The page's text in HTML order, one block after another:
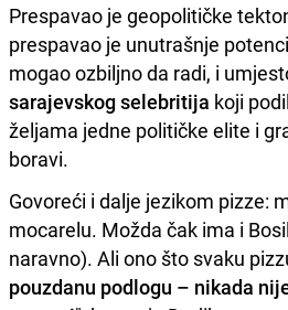
Prespavao je geopolitičke
prespavao je unutrašnje
mogao ozbiljno da radi, i
sarajevskog selebritija koji
željama jedne političke elite i
boravi.
Govoreći i dalje jezikom pizze:
mocarelu. Možda čak ima i
naravno). Ali ono što svaku
pouzdanu podlogu – nikada